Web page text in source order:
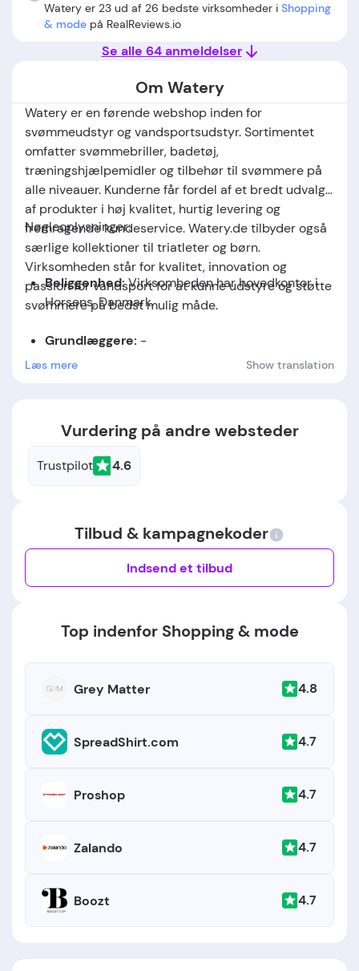
Watery er 23 ud af 26 bedste virksomheder i Shopping
& mode på RealReviews.io
Se alle 64 anmeldelser
Om Watery
Watery er en førende webshop inden for
svømmeudstyr og vandsportsudstyr. Sortimentet
omfatter svømmebriller, badetøj,
træningshjælpemidler og tilbehør til svømmere på
alle niveauer. Kunderne får fordel af et bredt udvalg
af produkter i høj kvalitet, hurtig levering og
fremragende kundeservice. Watery.de tilbyder også
særlige kollektioner til triatleter og børn.
Virksomheden står for kvalitet, innovation og
passion for vandsport for at kunne udstyre og støtte
svømmere på bedst mulig måde.
Nøgleoplysninger:
Beliggenhed:Virksomheden har hovedkontor i
Horsens, Danmark.
Grundlæggere: -
Læs mere Show translation
Vurdering på andre websteder
Trustpilot 4.6
Tilbud & kampagnekoder
Indsend et tilbud
Top indenfor Shopping & mode
Grey Matter 4.8
SpreadShirt.com 4.7
Proshop 4.7
Zalando 4.7
Boozt 4.7